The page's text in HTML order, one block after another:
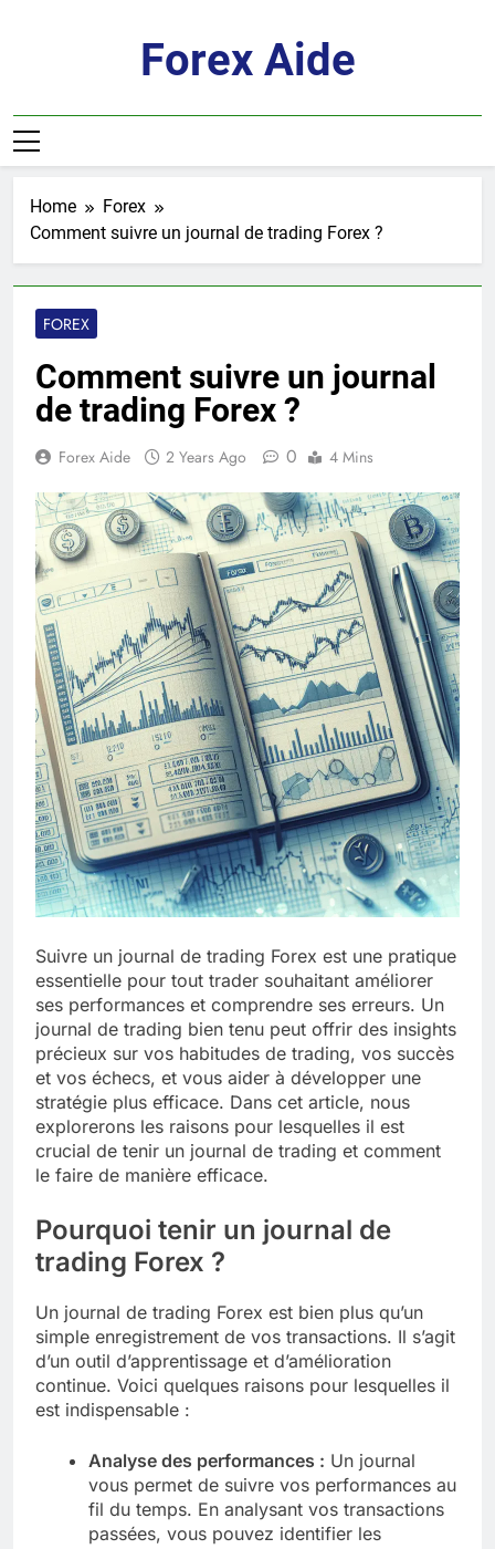
Forex Aide
Home
Forex
Comment suivre un journal de trading Forex ?
FOREX
Comment suivre un journal
de trading Forex ?
Forex Aide 2 Years Ago 0 4 Mins
Suivre un journal de trading Forex est une pratique
essentielle pour tout trader souhaitant améliorer
ses performances et comprendre ses erreurs. Un
journal de trading bien tenu peut offrir des insights
précieux sur vos habitudes de trading, vos succès
et vos échecs, et vous aider à développer une
stratégie plus efficace. Dans cet article, nous
explorerons les raisons pour lesquelles il est
crucial de tenir un journal de trading et comment
le faire de manière efficace.
Pourquoi tenir un journal de
trading Forex ?
Un journal de trading Forex est bien plus qu’un
simple enregistrement de vos transactions. Il s’agit
d’un outil d’apprentissage et d’amélioration
continue. Voici quelques raisons pour lesquelles il
est indispensable :
Analyse des performances : Un journal
vous permet de suivre vos performances au
fil du temps. En analysant vos transactions
passées, vous pouvez identifier les